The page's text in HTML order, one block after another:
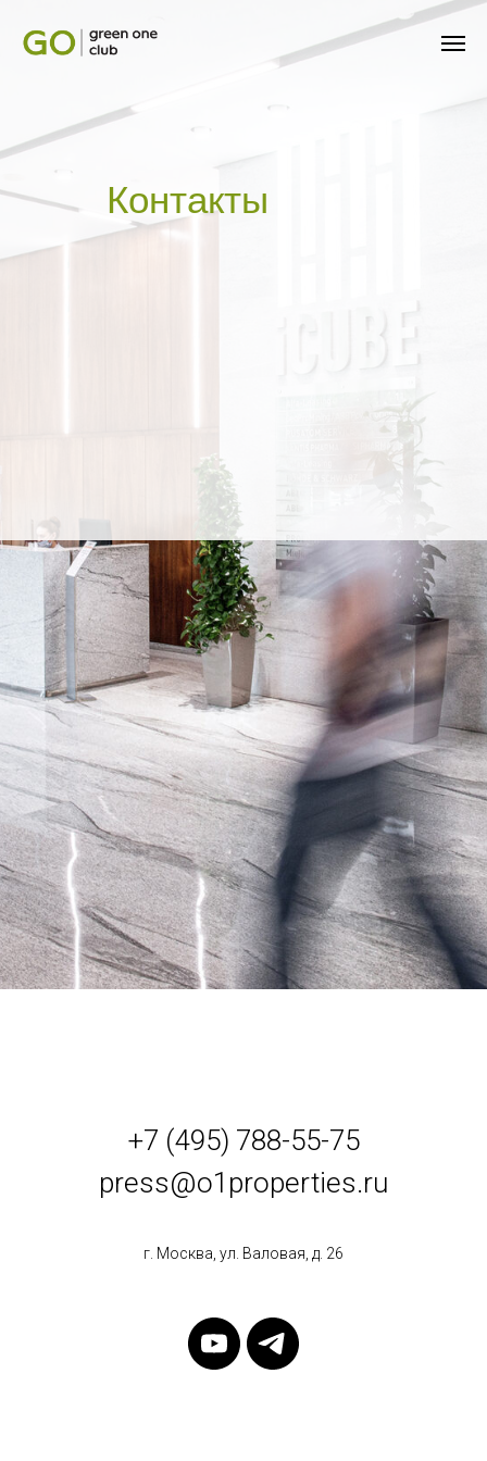
Контакты
+7 (495) 788-55-75
press@o1properties.ru
г. Москва, ул. Валовая, д. 26